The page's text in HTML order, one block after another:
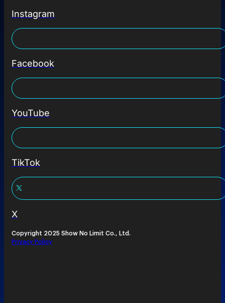
Instagram
Facebook
YouTube
TikTok
X
Copyright 2025 Show No Limit Co., Ltd.
Privacy Policy